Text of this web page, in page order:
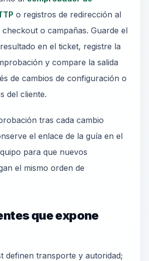
o registros de redirección al
o campañas. Guarde el
en el ticket, registre la
y compare la salida
de cambios de configuración o
del cliente.
tras cada cambio
el enlace de la guía en el
para que nuevos
el mismo orden de
que expone
definen transporte y autoridad;